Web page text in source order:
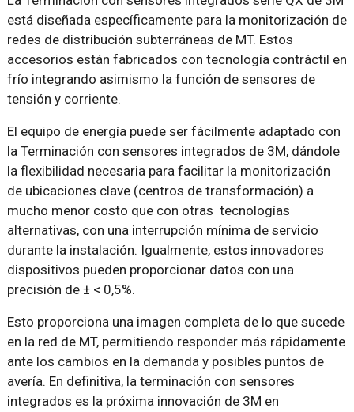
está diseñada específicamente para la monitorización de
redes de distribución subterráneas de MT. Estos
accesorios están fabricados con tecnología contráctil en
frío integrando asimismo la función de sensores de
tensión y corriente.
El equipo de energía puede ser fácilmente adaptado con
la Terminación con sensores integrados de 3M, dándole
la flexibilidad necesaria para facilitar la monitorización
de ubicaciones clave (centros de transformación) a
mucho menor costo que con otras tecnologías
alternativas, con una interrupción mínima de servicio
durante la instalación. Igualmente, estos innovadores
dispositivos pueden proporcionar datos con una
precisión de ± < 0,5%.
Esto proporciona una imagen completa de lo que sucede
en la red de MT, permitiendo responder más rápidamente
ante los cambios en la demanda y posibles puntos de
avería. En definitiva, la terminación con sensores
integrados es la próxima innovación de 3M en